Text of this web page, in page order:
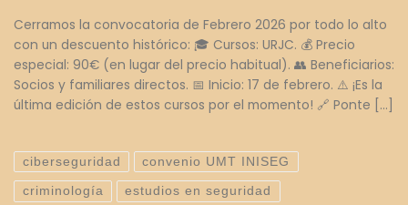
Cerramos la convocatoria de Febrero 2026 por todo lo alto
con un descuento histórico: 🎓 Cursos: URJC. 💰 Precio
especial: 90€ (en lugar del precio habitual). 👥 Beneficiarios:
Socios y familiares directos. 📅 Inicio: 17 de febrero. ⚠️ ¡Es la
última edición de estos cursos por el momento! 🔗 Ponte […]
ciberseguridad convenio UMT INISEG
criminología estudios en seguridad